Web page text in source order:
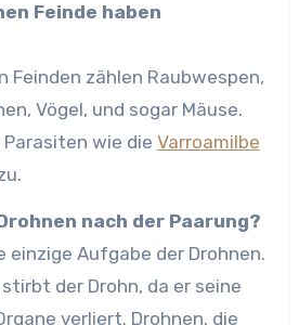
Feinde haben
Feinden zählen Raubwespen,
Vögel, und sogar Mäuse.
wie die Varroamilbe
nach der Paarung?
einzige Aufgabe der Drohnen.
der Drohn, da er seine
verliert. Drohnen, die